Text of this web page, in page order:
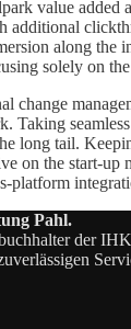
value added
additional
along the
solely on
change
Taking
long tail.
on the start-up
platform
Pahl.
der